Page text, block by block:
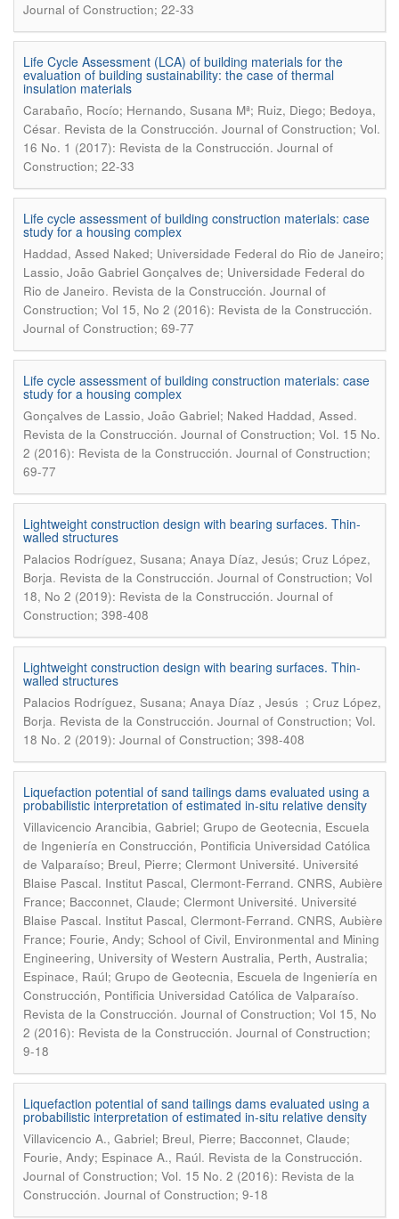
Journal of Construction; 22-33
Life Cycle Assessment (LCA) of building materials for the
evaluation of building sustainability: the case of thermal
insulation materials
Carabaño, Rocío; Hernando, Susana Mª; Ruiz, Diego; Bedoya,
César. Revista de la Construcción. Journal of Construction; Vol.
16 No. 1 (2017): Revista de la Construcción. Journal of
Construction; 22-33
Life cycle assessment of building construction materials: case
study for a housing complex
Haddad, Assed Naked; Universidade Federal do Rio de Janeiro;
Lassio, João Gabriel Gonçalves de; Universidade Federal do
Rio de Janeiro. Revista de la Construcción. Journal of
Construction; Vol 15, No 2 (2016): Revista de la Construcción.
Journal of Construction; 69-77
Life cycle assessment of building construction materials: case
study for a housing complex
Gonçalves de Lassio, João Gabriel; Naked Haddad, Assed.
Revista de la Construcción. Journal of Construction; Vol. 15 No.
2 (2016): Revista de la Construcción. Journal of Construction;
69-77
Lightweight construction design with bearing surfaces. Thin-
walled structures
Palacios Rodríguez, Susana; Anaya Díaz, Jesús; Cruz López,
Borja. Revista de la Construcción. Journal of Construction; Vol
18, No 2 (2019): Revista de la Construcción. Journal of
Construction; 398-408
Lightweight construction design with bearing surfaces. Thin-
walled structures
Palacios Rodríguez, Susana; Anaya Díaz , Jesús ; Cruz López,
Borja. Revista de la Construcción. Journal of Construction; Vol.
18 No. 2 (2019): Journal of Construction; 398-408
Liquefaction potential of sand tailings dams evaluated using a
probabilistic interpretation of estimated in-situ relative density
Villavicencio Arancibia, Gabriel; Grupo de Geotecnia, Escuela
de Ingeniería en Construcción, Pontificia Universidad Católica
de Valparaíso; Breul, Pierre; Clermont Université. Université
Blaise Pascal. Institut Pascal, Clermont-Ferrand. CNRS, Aubière
France; Bacconnet, Claude; Clermont Université. Université
Blaise Pascal. Institut Pascal, Clermont-Ferrand. CNRS, Aubière
France; Fourie, Andy; School of Civil, Environmental and Mining
Engineering, University of Western Australia, Perth, Australia;
Espinace, Raúl; Grupo de Geotecnia, Escuela de Ingeniería en
Construcción, Pontificia Universidad Católica de Valparaíso.
Revista de la Construcción. Journal of Construction; Vol 15, No
2 (2016): Revista de la Construcción. Journal of Construction;
9-18
Liquefaction potential of sand tailings dams evaluated using a
probabilistic interpretation of estimated in-situ relative density
Villavicencio A., Gabriel; Breul, Pierre; Bacconnet, Claude;
Fourie, Andy; Espinace A., Raúl. Revista de la Construcción.
Journal of Construction; Vol. 15 No. 2 (2016): Revista de la
Construcción. Journal of Construction; 9-18